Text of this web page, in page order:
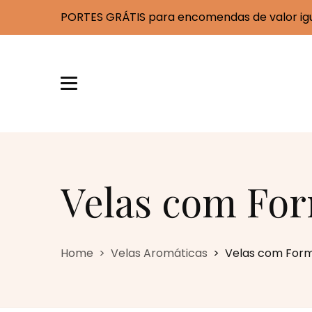
PORTES GRÁTIS para encomendas de
Velas com
Velas com
Home Velas Aromáticas Velas com